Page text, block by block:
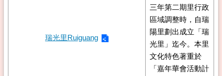
瑞光里Ruiguang
三年第二期里行政
區域調整時，自瑞
陽里劃出成立「瑞
光里」迄今。本里
文化特色著重於
「嘉年華會活動計